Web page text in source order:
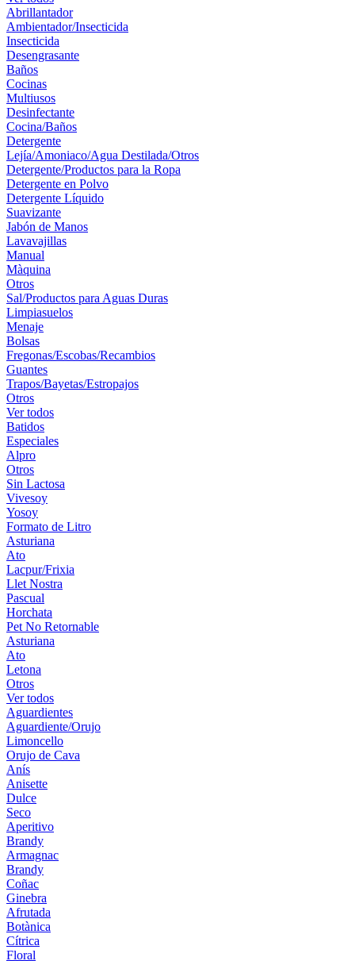
Abrillantador
Ambientador/Insecticida
Insecticida
Desengrasante
Baños
Cocinas
Multiusos
Desinfectante
Cocina/Baños
Detergente
Lejía/Amoniaco/Agua Destilada/Otros
Detergente/Productos para la Ropa
Detergente en Polvo
Detergente Líquido
Suavizante
Jabón de Manos
Lavavajillas
Manual
Màquina
Otros
Sal/Productos para Aguas Duras
Limpiasuelos
Menaje
Bolsas
Fregonas/Escobas/Recambios
Guantes
Trapos/Bayetas/Estropajos
Otros
Ver todos
Batidos
Especiales
Alpro
Otros
Sin Lactosa
Vivesoy
Yosoy
Formato de Litro
Asturiana
Ato
Lacpur/Frixia
Llet Nostra
Pascual
Horchata
Pet No Retornable
Asturiana
Ato
Letona
Otros
Ver todos
Aguardientes
Aguardiente/Orujo
Limoncello
Orujo de Cava
Anís
Anisette
Dulce
Seco
Aperitivo
Brandy
Armagnac
Brandy
Coñac
Ginebra
Afrutada
Botànica
Cítrica
Floral